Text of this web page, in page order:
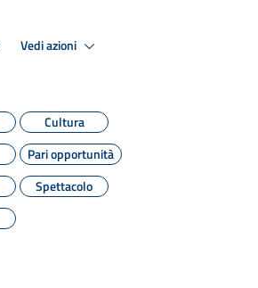
Vedi azioni
Cultura
Pari opportunità
Spettacolo